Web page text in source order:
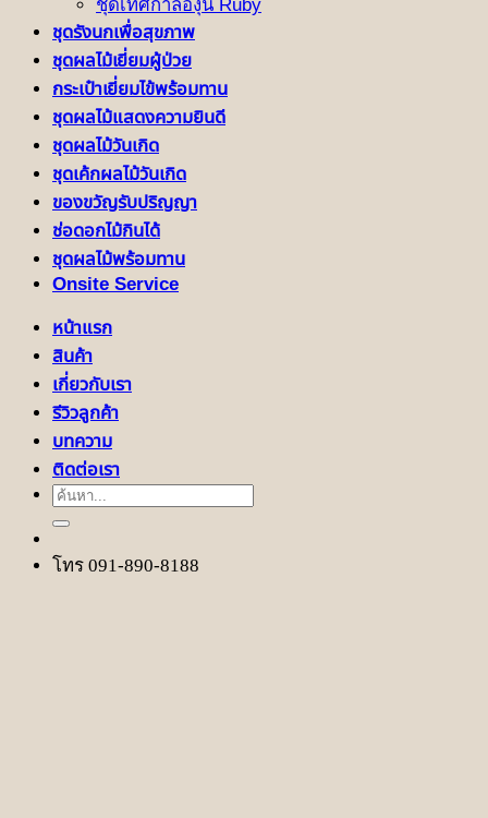
ชุดเทศกาลองุ่น Ruby
ชุดรังนกเพื่อสุขภาพ
ชุดผลไม้เยี่ยมผู้ป่วย
กระเป๋าเยี่ยมไข้พร้อมทาน
ชุดผลไม้แสดงความยินดี
ชุดผลไม้วันเกิด
ชุดเค้กผลไม้วันเกิด
ของขวัญรับปริญญา
ช่อดอกไม้กินได้
ชุดผลไม้พร้อมทาน
Onsite Service
หน้าแรก
สินค้า
เกี่ยวกับเรา
รีวิวลูกค้า
บทความ
ติดต่อเรา
ค้นหา:
โทร 091-890-8188